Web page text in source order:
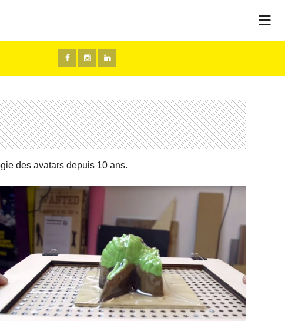
des avatars depuis 10 ans.